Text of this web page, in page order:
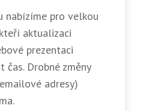
nabízíme pro velkou
aktualizaci
prezentaci
Drobné změny
adresy)